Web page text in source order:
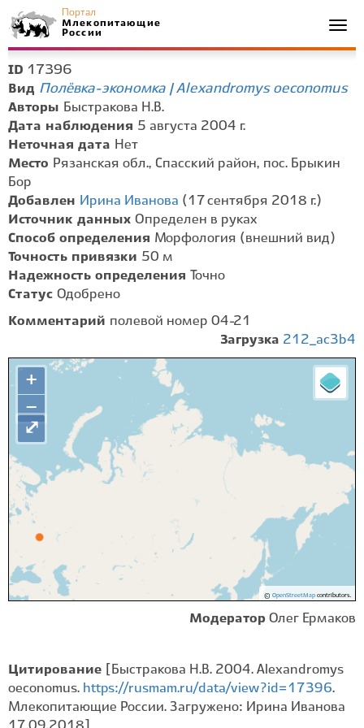
Портал
Млекопитающие
России
ID 17396
Вид Полёвка-экономка | Alexandromys oeconomus
Авторы Быстракова Н.В.
Дата наблюдения 5 августа 2004 г.
Неточная дата Нет
Место Рязанская обл., Спасский район, пос. Брыкин
Бор
Добавлен Ирина Иванова (17 сентября 2018 г.)
Источник данных Определен в руках
Способ определения Морфология (внешний вид)
Точность привязки 50 м
Надежность определения
Точно
Статус Одобрено
Комментарий полевой номер 04-21
Загрузка 212_ac3b4
+
−
© OpenStreetMapcontributors.
⤢
Модератор Олег Ермаков
Цитирование
[Быстракова Н.В. 2004. Alexandromys
oeconomus. https://rusmam.ru/data/view?id=17396.
Млекопитающие России. Загружено: Ирина Иванова